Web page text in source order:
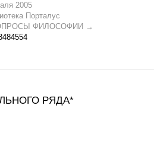
2005
Порталус
ФИЛОСОФИИ →
РЯДА*